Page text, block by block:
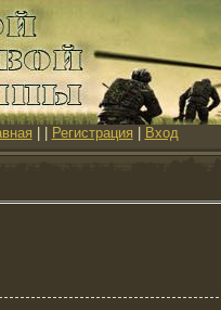
Регистрация Вход